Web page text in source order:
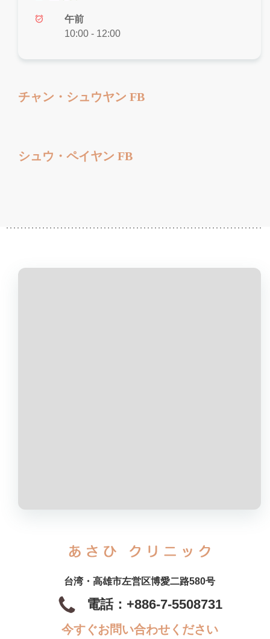
alarm_on
午前
10:00 - 12:00
チャン・シュウヤン FB
シュウ・ペイヤン FB
台湾・高雄市左営区博愛二路580号
電話：+886-7-5508731
今すぐお問い合わせください